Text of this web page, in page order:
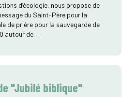
d’écologie, nous propose de
du Saint-Père pour la
de prière pour la sauvegarde de
autour de…
"Jubilé biblique"